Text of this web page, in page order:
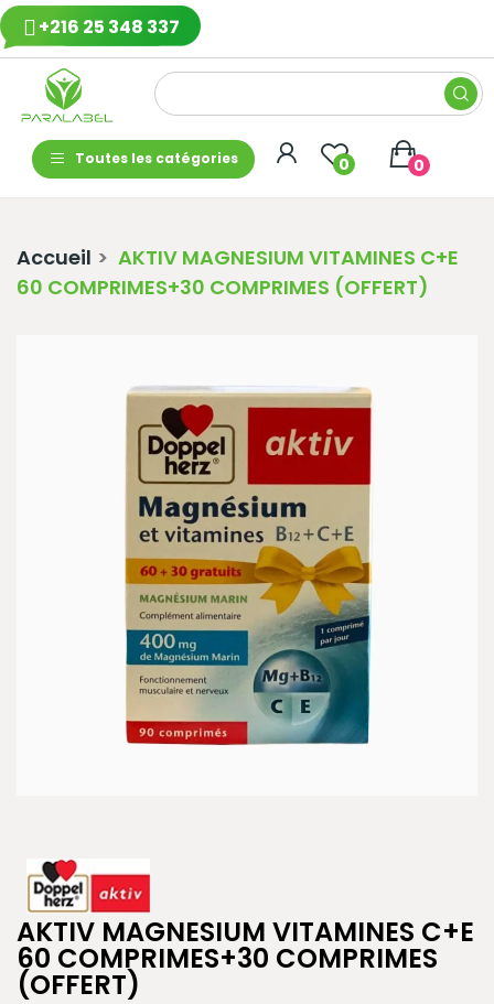
+216 25 348 337
Toutes les catégories 0 0
Accueil
AKTIV MAGNESIUM VITAMINES C+E
60 COMPRIMES+30 COMPRIMES (OFFERT)
AKTIV MAGNESIUM VITAMINES C+E
60 COMPRIMES+30 COMPRIMES
(OFFERT)